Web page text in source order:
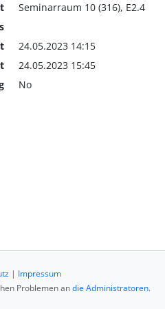
Seminarraum 10 (316), E2.4
24.05.2023 14:15
24.05.2023 15:45
No
| Impressum
Problemen andie Administratoren.